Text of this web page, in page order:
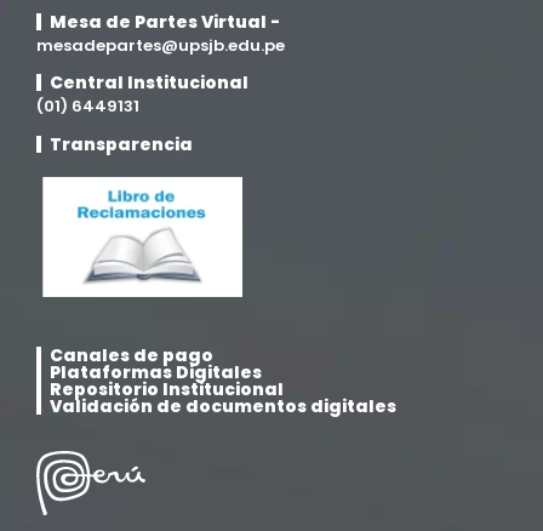
Mesa de Partes Virtual -
mesadepartes@upsjb.edu.pe
Central Institucional
(01) 6449131
Transparencia
Canales de pago
Plataformas Digitales
Repositorio Institucional
Validación de documentos digitales